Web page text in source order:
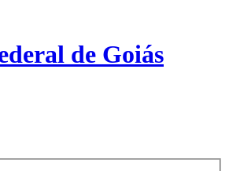
de Goiás